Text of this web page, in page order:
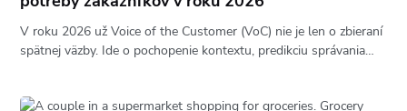
V roku 2026 už Voice of the Customer (VoC) nie je len o zbieraní
spätnej väzby. Ide o pochopenie kontextu, predikciu správania…